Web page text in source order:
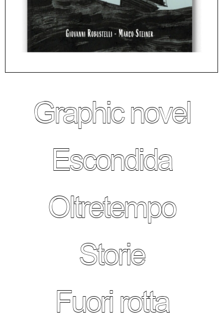
Graphic novel
Escondida
Oltretempo
Storie
Fuori rotta